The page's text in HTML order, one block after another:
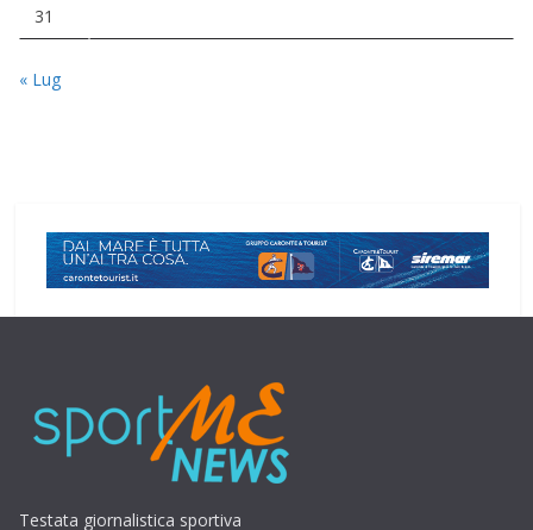
31
« Lug
Testata giornalistica sportiva